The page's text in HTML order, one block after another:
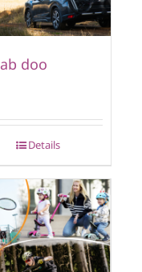
doo
Details